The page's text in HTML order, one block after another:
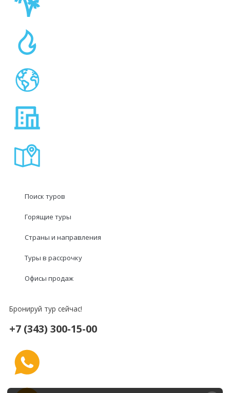
Поиск туров
Горящие туры
Страны и направления
Туры в рассрочку
Офисы продаж
Бронируй тур сейчас!
+7 (343) 300-15-00